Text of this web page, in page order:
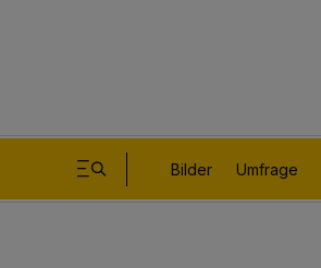
Bilder Umfrage